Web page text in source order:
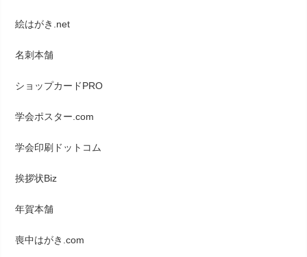
絵はがき.net
名刺本舗
ショップカードPRO
学会ポスター.com
学会印刷ドットコム
挨拶状Biz
年賀本舗
喪中はがき.com